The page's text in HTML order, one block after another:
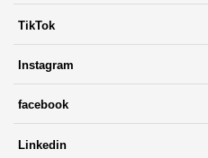
TikTok
Instagram
facebook
Linkedin